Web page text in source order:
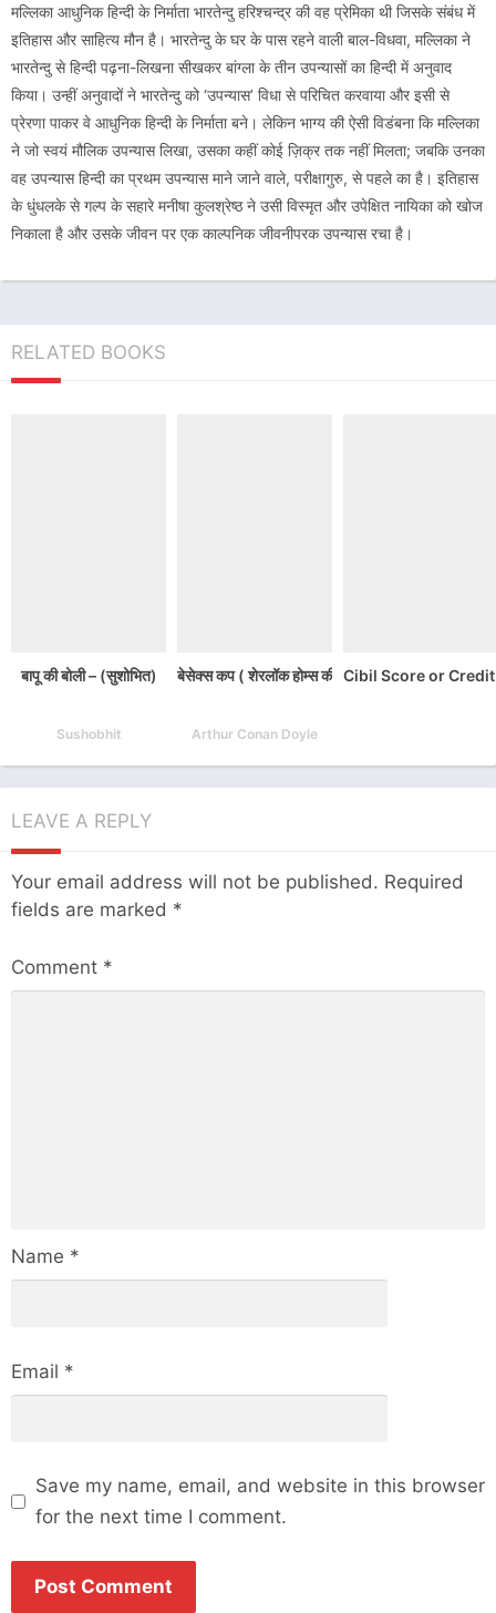
मल्लिका आधुनिक हिन्दी के निर्माता भारतेन्दु हरिश्चन्द्र की वह प्रेमिका थी जिसके संबंध में
इतिहास और साहित्य मौन है। भारतेन्दु के घर के पास रहने वाली बाल-विधवा, मल्लिका ने
भारतेन्दु से हिन्दी पढ़ना-लिखना सीखकर बांग्ला के तीन उपन्यासों का हिन्दी में अनुवाद
किया। उन्हीं अनुवादों ने भारतेन्दु को ‘उपन्यास’ विधा से परिचित करवाया और इसी से
प्रेरणा पाकर वे आधुनिक हिन्दी के निर्माता बने। लेकिन भाग्य की ऐसी विडंबना कि मल्लिका
ने जो स्वयं मौलिक उपन्यास लिखा, उसका कहीं कोई ज़िक्र तक नहीं मिलता; जबकि उनका
वह उपन्यास हिन्दी का प्रथम उपन्यास माने जाने वाले, परीक्षागुरु, से पहले का है। इतिहास
के धुंधलके से गल्प के सहारे मनीषा कुलश्रेष्ठ ने उसी विस्मृत और उपेक्षित नायिका को खोज
निकाला है और उसके जीवन पर एक काल्पनिक जीवनीपरक उपन्यास रचा है।
RELATED BOOKS
बापू की बोली – (सुशोभित)
Sushobhit
बेसेक्स कप ( शेरलॉक होम्स की जासूसी कहानी) : आर्थर
Arthur Conan Doyle
Cibil Score or Credit
LEAVE A REPLY
Your email address will not be published. Required
fields are marked *
Comment *
Name *
Email *
Save my name, email, and website in this browser
for the next time I comment.